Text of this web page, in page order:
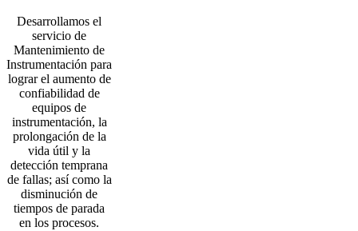
Desarrollamos el
servicio de
Mantenimiento de
Instrumentación para
lograr el aumento de
confiabilidad de
equipos de
instrumentación, la
prolongación de la
vida útil y la
detección temprana
de fallas; así como la
disminución de
tiempos de parada
en los procesos.